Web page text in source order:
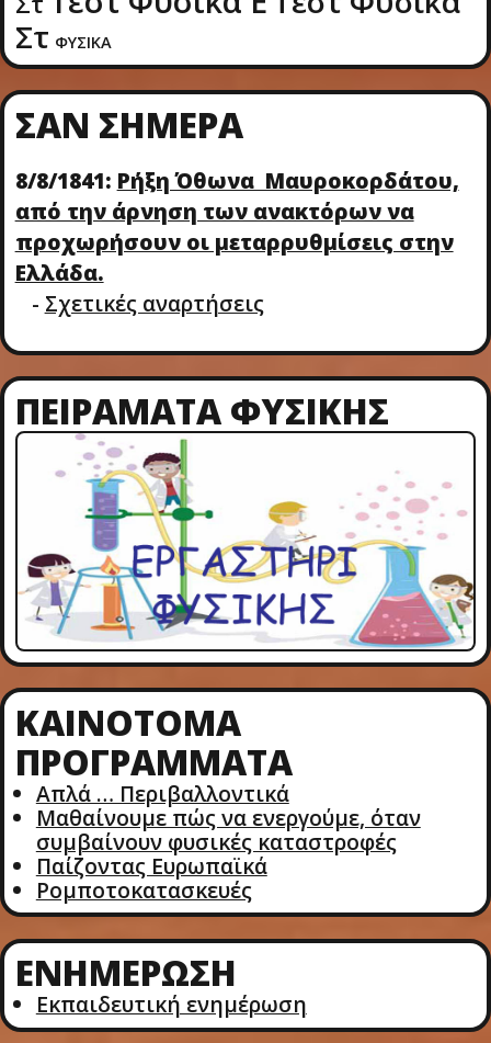
Στ ΦΥΣΙΚΑ
ΣΑΝ ΣΉΜΕΡΑ
8/8/1841: Ρήξη Όθωνα  Μαυροκορδάτου,
από την άρνηση των ανακτόρων να
προχωρήσουν οι μεταρρυθμίσεις στην
Ελλάδα.
- Σχετικές αναρτήσεις
ΠΕΙΡΑΜΑΤΑ ΦΥΣΙΚΗΣ
ΚΑΙΝΟΤΌΜΑ
ΠΡΟΓΡΆΜΜΑΤΑ
Απλά … Περιβαλλοντικά
Μαθαίνουμε πώς να ενεργούμε, όταν
συμβαίνουν φυσικές καταστροφές
Παίζοντας Ευρωπαϊκά
Ρομποτοκατασκευές
ΕΝΗΜΈΡΩΣΗ
Εκπαιδευτική ενημέρωση